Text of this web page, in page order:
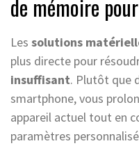
de mémoire
Les solutions
plus directe pour
insuffisant. Plutôt que
smartphone, vous
appareil actuel tout en
paramètres